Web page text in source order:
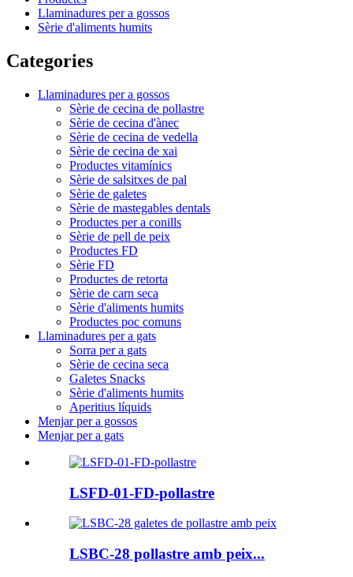
Llaminadures per a gossos
Sèrie d'aliments humits
Categories
Llaminadures per a gossos
Sèrie de cecina de pollastre
Sèrie de cecina d'ànec
Sèrie de cecina de vedella
Sèrie de cecina de xai
Productes vitamínics
Sèrie de salsitxes de pal
Sèrie de galetes
Sèrie de mastegables dentals
Productes per a conills
Sèrie de pell de peix
Productes FD
Sèrie FD
Productes de retorta
Sèrie de carn seca
Sèrie d'aliments humits
Productes poc comuns
Llaminadures per a gats
Sorra per a gats
Sèrie de cecina seca
Galetes Snacks
Sèrie d'aliments humits
Aperitius líquids
Menjar per a gossos
Menjar per a gats
LSFD-01-FD-pollastre
LSBC-28 pollastre amb peix...